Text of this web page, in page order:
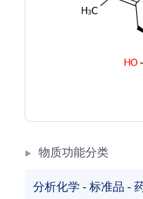
物质功能分类
分析化学 - 标准品 -